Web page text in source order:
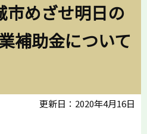
市めざせ明日の
補助金について
更新日：2020年4月16日